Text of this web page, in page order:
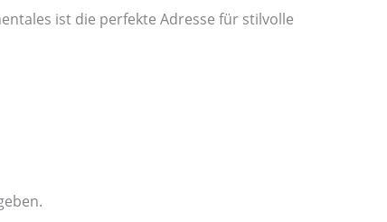
ist die perfekte Adresse für stilvolle